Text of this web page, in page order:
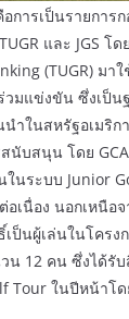
การเป็นรายการ
และ JGS โ
(TUGR) ม
วมแข่งขัน ซึ่งเป็
ำในสหรัฐอเมริก
นับสนุน โดย
นระบบ Junior
อเนื่อง นอกเหนือ
ป็นผู้เล่นในโครง
น 12 คน ซึ่งได้รั
Tour ในปีหน้าโ